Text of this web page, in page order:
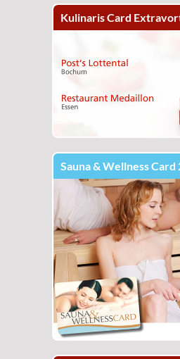
Kulinaris Card
Sauna & Wellness Card